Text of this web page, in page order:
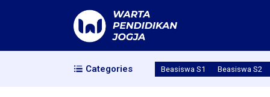
Categories Beasiswa S1 Beasiswa S2